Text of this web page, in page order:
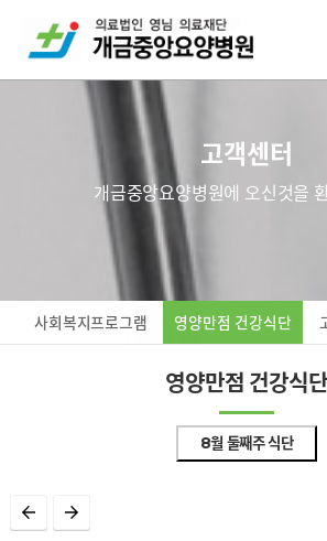
사회복지프로그램 영양만점 건강식단
고객센터
개금중앙요양병원에 오신것을
영양만점 건강식단
8월 둘째주 식단